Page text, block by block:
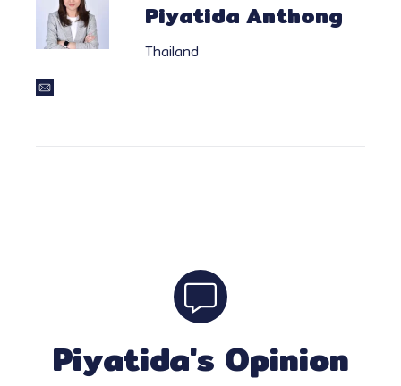
Piyatida Anthong
Thailand
Piyatida's Opinion